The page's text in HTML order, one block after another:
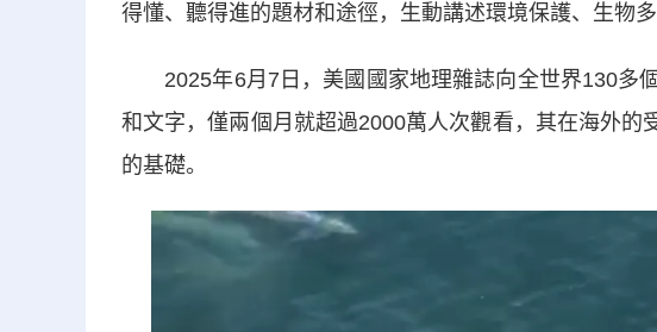
得懂、聽得進的題材和途徑，生動講述環境保護、生物
2025年6月7日，美國國家地理雜誌向全世界130多
和文字，僅兩個月就超過2000萬人次觀看，其在海外
的基礎。